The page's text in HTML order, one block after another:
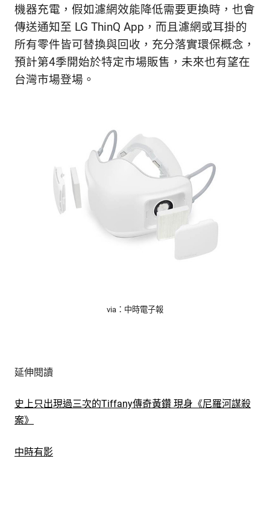
機器充電，假如濾網效能降低需要更換時，也會
傳送通知至 LG ThinQ App，而且濾網或耳掛的
所有零件皆可替換與回收，充分落實環保概念，
預計第4季開始於特定市場販售，未來也有望在
台灣市場登場。
via：中時電子報
延伸閱讀
史上只出現過三次的Tiffany傳奇黃鑽 現身《尼羅河謀殺
案》
中時有影